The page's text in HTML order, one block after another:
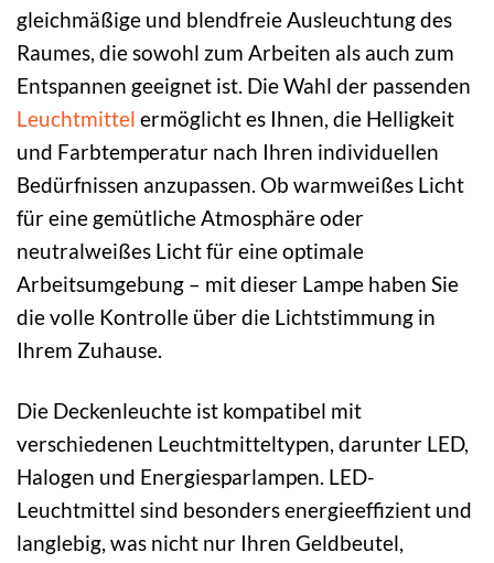
gleichmäßige und blendfreie Ausleuchtung des
Raumes, die sowohl zum Arbeiten als auch zum
Entspannen geeignet ist. Die Wahl der passenden
Leuchtmittel ermöglicht es Ihnen, die Helligkeit
und Farbtemperatur nach Ihren individuellen
Bedürfnissen anzupassen. Ob warmweißes Licht
für eine gemütliche Atmosphäre oder
neutralweißes Licht für eine optimale
Arbeitsumgebung – mit dieser Lampe haben Sie
die volle Kontrolle über die Lichtstimmung in
Ihrem Zuhause.
Die Deckenleuchte ist kompatibel mit
verschiedenen Leuchtmitteltypen, darunter LED,
Halogen und Energiesparlampen. LED-
Leuchtmittel sind besonders energieeffizient und
langlebig, was nicht nur Ihren Geldbeutel,